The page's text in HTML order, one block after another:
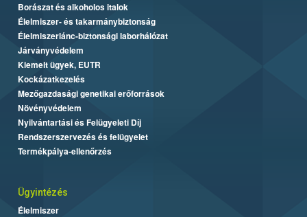
Borászat és alkoholos italok
Élelmiszer- és takarmánybiztonság
Élelmiszerlánc-biztonsági laborhálózat
Járványvédelem
Kiemelt ügyek, EUTR
Kockázatkezelés
Mezőgazdasági genetikai erőforrások
Növényvédelem
Nyilvántartási és Felügyeleti Díj
Rendszerszervezés és felügyelet
Termékpálya-ellenőrzés
Ügyintézés
Élelmiszer